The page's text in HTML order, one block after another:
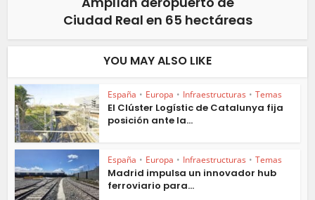
Ciudad Real en 65 hectáreas
YOU MAY ALSO LIKE
España • Europa • Infraestructuras • Temas
El Clúster Logístic de Catalunya fija
posición ante la...
España • Europa • Infraestructuras • Temas
Madrid impulsa un innovador hub
ferroviario para...